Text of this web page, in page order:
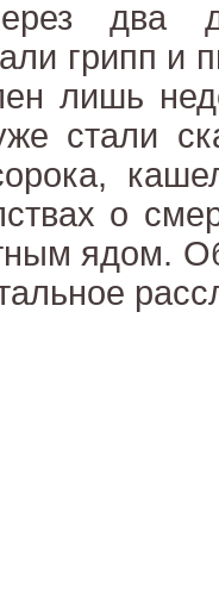
два
грипп и
лишь
стали
о
ядом.